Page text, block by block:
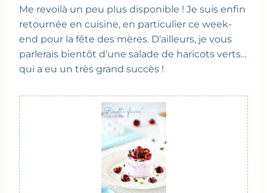
Me revoilà un peu plus disponible ! Je suis enfin
retournée en cuisine, en particulier ce week-
end pour la fête des mères. D’ailleurs, je vous
parlerais bientôt d’une salade de haricots verts…
qui a eu un très grand succès !